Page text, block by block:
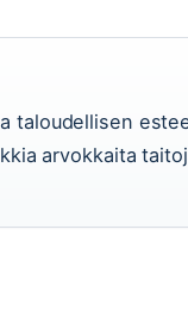
taloudellisen
arvokkaita